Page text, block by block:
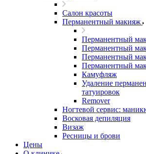
Салон красоты
Перманентный макияж
Перманентный
Перманентный
Перманентный
Перманентный
Камуфляж
Удаление
татуировок
Remover
Ногтевой сервис:
Восковая депиляция
Визаж
Ресницы и брови
Цены